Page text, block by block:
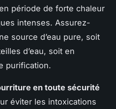
période de forte chaleur
intenses. Assurez-
source d’eau pure, soit
d’eau, soit en
purification.
en toute sécurité
éviter les intoxications